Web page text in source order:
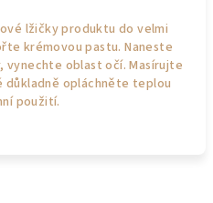
lžičky produktu do velmi
krémovou pastu. Naneste
vynechte oblast očí. Masírujte
důkladně opláchněte teplou
použití.